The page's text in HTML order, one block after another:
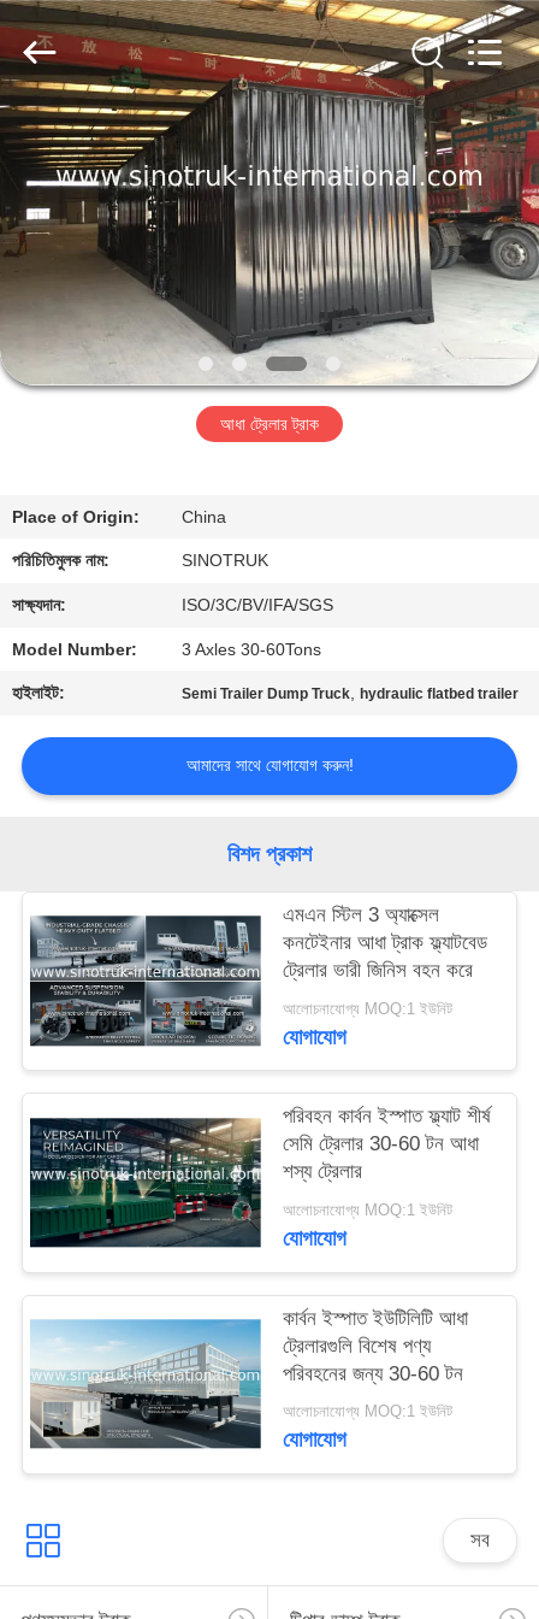
বাড়ি
পণ্য
আমাদের
সম্বন্ধে
কারখানা
গুণমান
নিয়ন্ত্রণ
আমাদের
সাথে
একটি
করুন
সাইট
ম্যাপ
গোপনীয়তা
নীতি
SINOTRUK
INTERNATIONAL
CO.,
LTD..
All
Rights
Reserved.
আধা ট্রেলার ট্রাক
Place of Origin: China
পরিচিতিমুলক নাম: SINOTRUK
সাক্ষ্যদান: ISO/3C/BV/IFA/SGS
Model Number: 3 Axles 30-60Tons
হাইলাইট: Semi Trailer Dump Truck,hydraulic flatbed trailer
আমাদের সাথে যোগাযোগ করুন!
বিশদ প্রকাশ
এমএন স্টিল 3 অ্যাক্সেল
কনটেইনার আধা ট্রাক ফ্ল্যাটবেড
ট্রেলার ভারী জিনিস বহন করে
আলোচনাযোগ্য MOQ:1 ইউনিট
যোগাযোগ
পরিবহন কার্বন ইস্পাত ফ্ল্যাট শীর্ষ
সেমি ট্রেলার 30-60 টন আধা
শস্য ট্রেলার
আলোচনাযোগ্য MOQ:1 ইউনিট
যোগাযোগ
কার্বন ইস্পাত ইউটিলিটি আধা
ট্রেলারগুলি বিশেষ পণ্য
পরিবহনের জন্য 30-60 টন
আলোচনাযোগ্য MOQ:1 ইউনিট
যোগাযোগ
সব